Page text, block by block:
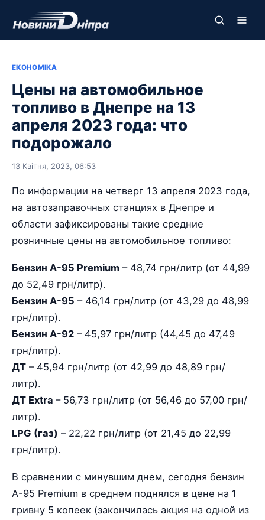
ЕКОНОМІКА
Цены на автомобильное
топливо в Днепре на 13
апреля 2023 года: что
подорожало
13 Квітня, 2023, 06:53
По информации на четверг 13 апреля 2023 года,
на автозаправочных станциях в Днепре и
области зафиксированы такие средние
розничные цены на автомобильное топливо:
Бензин А-95 Premium – 48,74 грн/литр (от 44,99
до 52,49 грн/литр).
Бензин А-95 – 46,14 грн/литр (от 43,29 до 48,99
грн/литр).
Бензин А-92 – 45,97 грн/литр (44,45 до 47,49
грн/литр).
ДТ – 45,94 грн/литр (от 42,99 до 48,89 грн/
литр).
ДТ Extra – 56,73 грн/литр (от 56,46 до 57,00 грн/
литр).
LPG (газ) – 22,22 грн/литр (от 21,45 до 22,99
грн/литр).
В сравнении с минувшим днем, сегодня бензин
А-95 Premium в среднем поднялся в цене на 1
гривну 5 копеек (закончилась акция на одной из